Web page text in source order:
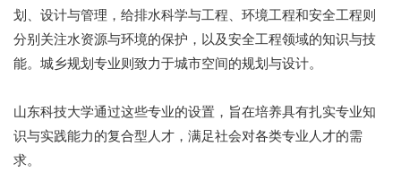
划、设计与管理，给排水科学与工程、环境工程和安全工程则
分别关注水资源与环境的保护，以及安全工程领域的知识与技
能。城乡规划专业则致力于城市空间的规划与设计。
山东科技大学通过这些专业的设置，旨在培养具有扎实专业知
识与实践能力的复合型人才，满足社会对各类专业人才的需
求。